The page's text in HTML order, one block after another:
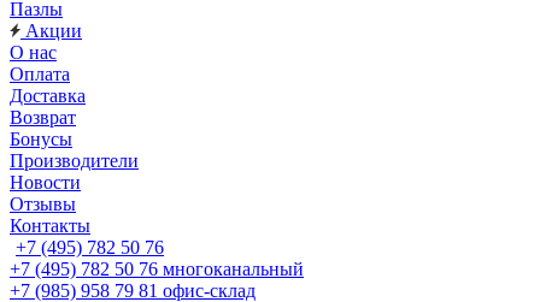
Пазлы
Акции
О нас
Оплата
Доставка
Возврат
Бонусы
Производители
Новости
Отзывы
Контакты
+7 (495) 782 50 76
+7 (495) 782 50 76 многоканальный
+7 (985) 958 79 81 офис-склад